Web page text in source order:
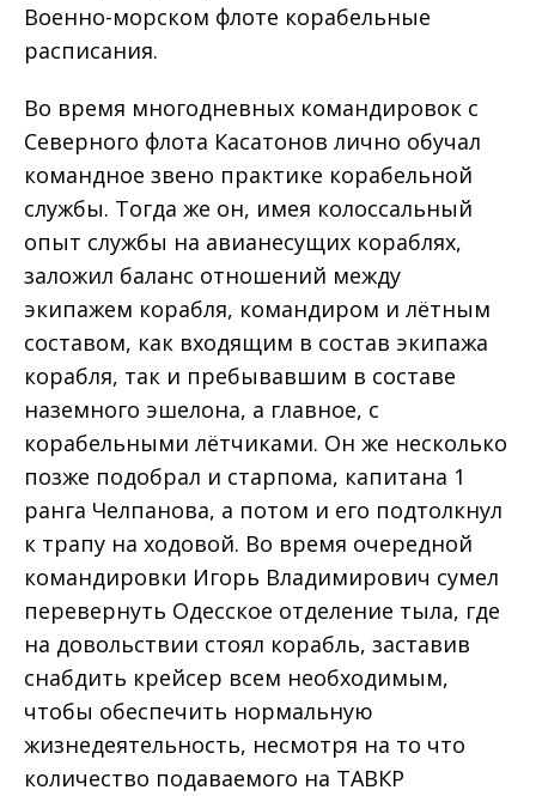
Военно-морском флоте корабельные
расписания.
Во время многодневных командировок с
Северного флота Касатонов лично обучал
командное звено практике корабельной
службы. Тогда же он, имея колоссальный
опыт службы на авианесущих кораблях,
заложил баланс отношений между
экипажем корабля, командиром и лётным
составом, как входящим в состав экипажа
корабля, так и пребывавшим в составе
наземного эшелона, а главное, с
корабельными лётчиками. Он же несколько
позже подобрал и старпома, капитана 1
ранга Челпанова, а потом и его подтолкнул
к трапу на ходовой. Во время очередной
командировки Игорь Владимирович сумел
перевернуть Одесское отделение тыла, где
на довольствии стоял корабль, заставив
снабдить крейсер всем необходимым,
чтобы обеспечить нормальную
жизнедеятельность, несмотря на то что
количество подаваемого на ТАВКР